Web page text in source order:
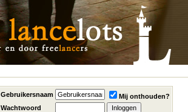
Gebruikersnaam
Mij onthouden?
Wachtwoord